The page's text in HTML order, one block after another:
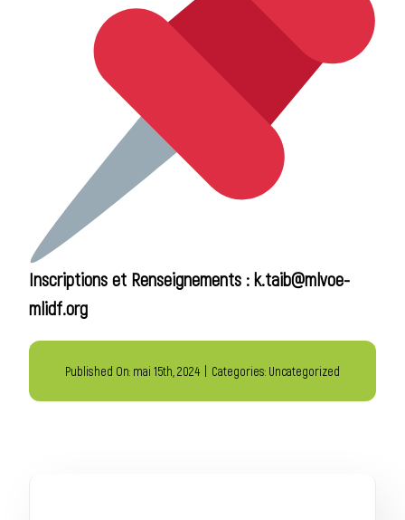
Inscriptions et Renseignements : k.taib@mlvoe-
mlidf.org
Published On: mai 15th, 2024 Categories: Uncategorized